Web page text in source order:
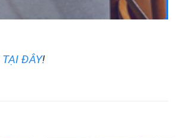
TẠI ĐÂY!